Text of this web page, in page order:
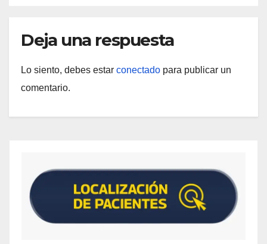
Deja una respuesta
Lo siento, debes estar conectado para publicar un
comentario.